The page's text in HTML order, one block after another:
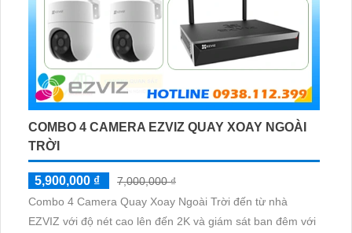
COMBO 4 CAMERA EZVIZ QUAY XOAY NGOÀI
TRỜI
5,900,000 ₫
7,000,000 ₫
Combo 4 Camera Quay Xoay Ngoài Trời đến từ nhà
EZVIZ với độ nét cao lên đến 2K và giám sát ban đêm với